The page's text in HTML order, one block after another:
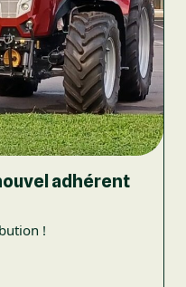
adhérent
!